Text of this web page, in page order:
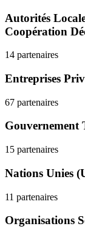
Autorités
Coopération
14 partenaires
Entreprises
67 partenaires
Gouvernement
15 partenaires
Nations Unies
11 partenaires
Organisations